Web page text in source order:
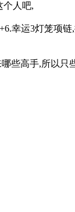
个人吧,
幸运3灯笼项
些高手,所以只